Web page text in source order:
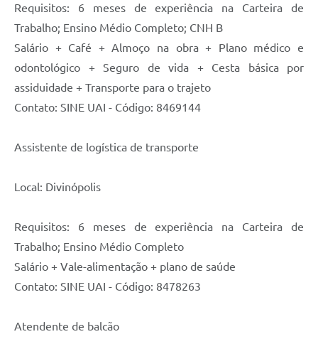
Requisitos: 6 meses de experiência na Carteira de
Trabalho; Ensino Médio Completo; CNH B
Salário + Café + Almoço na obra + Plano médico e
odontológico + Seguro de vida + Cesta básica por
assiduidade + Transporte para o trajeto
Contato: SINE UAI - Código: 8469144
Assistente de logística de transporte
Local: Divinópolis
Requisitos: 6 meses de experiência na Carteira de
Trabalho; Ensino Médio Completo
Salário + Vale-alimentação + plano de saúde
Contato: SINE UAI - Código: 8478263
Atendente de balcão